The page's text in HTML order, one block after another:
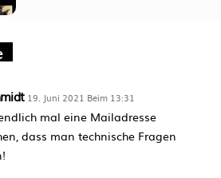
19. Juni 2021 Beim 13:31
mal eine Mailadresse
dass man technische Fragen